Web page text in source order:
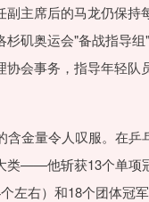
副主席后的马龙仍保持
杉矶奥运会"备战指导
协会事务，指导年轻队
含金量令人叹服。在乒
类——他斩获13个单项
左右）和18个团体冠